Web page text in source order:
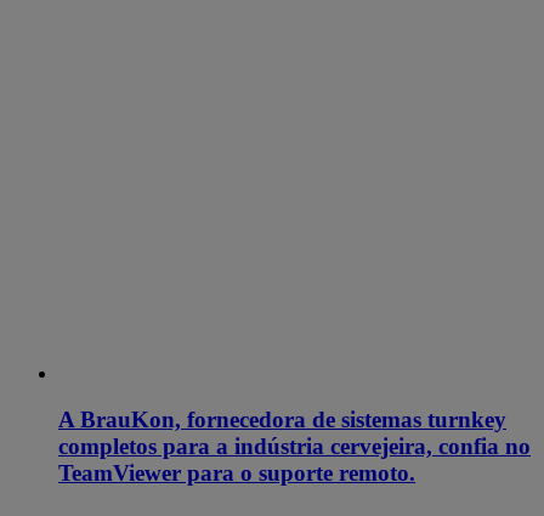
A BrauKon, fornecedora de sistemas turnkey
completos para a indústria cervejeira, confia no
TeamViewer para o suporte remoto.